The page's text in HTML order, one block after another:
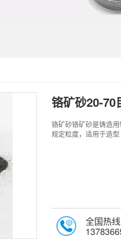
铬矿砂20-70
铬矿砂铬矿砂是铸造
规定粒度，适用于造
全国热线